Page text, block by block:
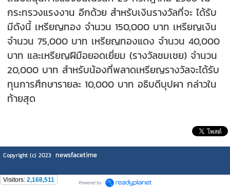
กระทรวงแรงงาน อีกด้วย สำหรับเงินรางวัลที่จะ ได้รับ
มีดังนี้ เหรียญทอง จำนวน 150,000 บาท เหรียญเงิน
จำนวน 75,000 บาท เหรียญทองแดง จำนวน 40,000
บาท และเหรียญฝีมือยอดเยี่ยม (รางวัลชมเชย) จำนวน
20,000 บาท สำหรับน้องที่พลาดเหรียญรางวัลจะได้รับ
ทุนการศึกษารายละ 10,000 บาท อธิบดีบุปผา กล่าวใน
ท้ายสุด
Copyright (c) 2023 newsfacetime
Visitors: 2,168,511